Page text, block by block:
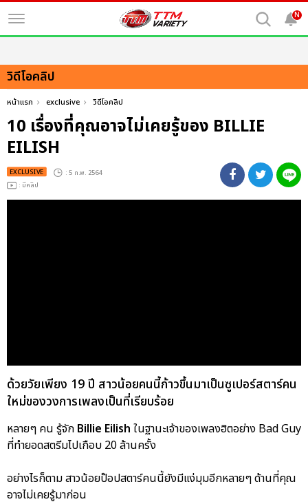
N
วิดีโอคลิป
หน้าแรก exclusive วิดีโอคลิป
10 เรื่องที่คุณอาจไม่เคยรู้ของ BILLIE
EILISH
EXCLUSIVE : 5 ก.พ. 2564
: มีคลิป
ด้วยวัยเพียง 19 ปี สาวน้อยคนนี้ก้าวขึ้นมาเป็นซูเปอร์สตาร์คน
ใหม่ของวงการเพลงเป็นที่เรียบร้อย
หลายๆ คน รู้จัก Billie Eilish ในฐานะเจ้าของเพลงฮิตอย่าง Bad Guy
ที่ทำยอดสตรีมไปเกือบ 20 ล้านครั้ง
อย่างไรก็ตาม สาวน้อยป๊อปสตาร์คนนี้ยังมีแง่มุมอีกหลายๆ ด้านที่คุณ
อาจไม่เคยรู้มาก่อน